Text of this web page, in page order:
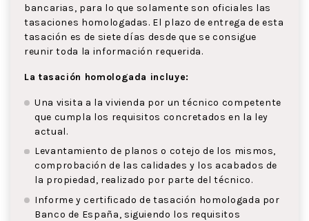
bancarias, para lo que solamente son oficiales las
tasaciones homologadas. El plazo de entrega de esta
tasación es de siete días desde que se consigue
reunir toda la información requerida.
La tasación homologada incluye:
Una visita a la vivienda por un técnico competente
que cumpla los requisitos concretados en la ley
actual.
Levantamiento de planos o cotejo de los mismos,
comprobación de las calidades y los acabados de
la propiedad, realizado por parte del técnico.
Informe y certificado de tasación homologada por
Banco de España, siguiendo los requisitos